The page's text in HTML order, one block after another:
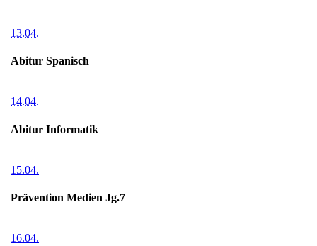
13.04.
Abitur Spanisch
14.04.
Abitur Informatik
15.04.
Prävention Medien Jg.7
16.04.